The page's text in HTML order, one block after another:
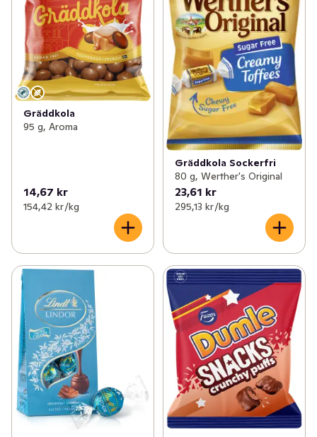
Gräddkola
95 g, Aroma
14,67 kr
154,42 kr /kg
Gräddkola Sockerfri
80 g, Werther's Original
23,61 kr
295,13 kr /kg